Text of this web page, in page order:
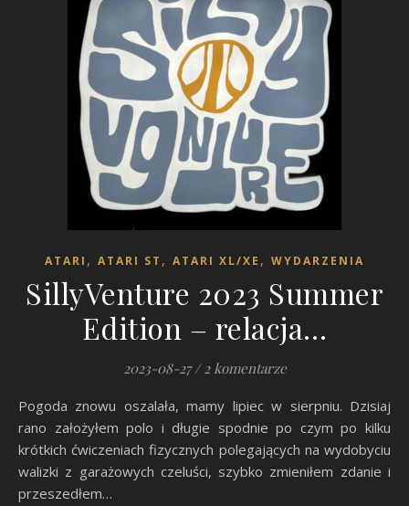
ATARI , ATARI ST , ATARI XL/XE , WYDARZENIA
SillyVenture 2023 Summer
Edition – relacja…
2023-08-27 / 2 komentarze
Pogoda znowu oszalała, mamy lipiec w sierpniu. Dzisiaj
rano założyłem polo i długie spodnie po czym po kilku
krótkich ćwiczeniach fizycznych polegających na wydobyciu
walizki z garażowych czeluści, szybko zmieniłem zdanie i
przeszedłem…